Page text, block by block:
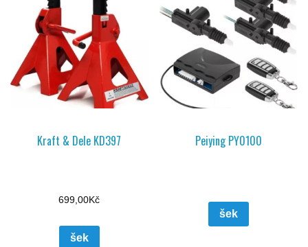
Kraft & Dele KD397
699,00Kč
šek
Peiying PY0100
šek